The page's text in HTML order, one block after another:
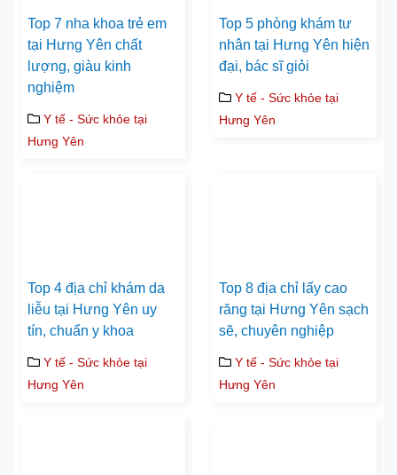
Top 7 nha khoa trẻ em
tại Hưng Yên chất
lượng, giàu kinh
nghiệm
Y tế - Sức khỏe tại
Hưng Yên
Top 5 phòng khám tư
nhân tại Hưng Yên hiện
đại, bác sĩ giỏi
Y tế - Sức khỏe tại
Hưng Yên
Top 4 địa chỉ khám da
liễu tại Hưng Yên uy
tín, chuẩn y khoa
Y tế - Sức khỏe tại
Hưng Yên
Top 8 địa chỉ lấy cao
răng tại Hưng Yên sạch
sẽ, chuyên nghiệp
Y tế - Sức khỏe tại
Hưng Yên